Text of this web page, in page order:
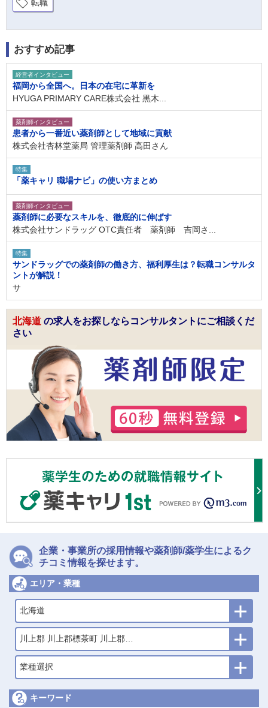
転職
おすすめ記事
経営者インタビュー
福岡から全国へ。日本の在宅に革新を
HYUGA PRIMARY CARE株式会社 黒木...
薬剤師インタビュー
患者から一番近い薬剤師として地域に貢献
株式会社杏林堂薬局 管理薬剤師 高田さん
特集
「薬キャリ 職場ナビ」の使い方まとめ
薬剤師インタビュー
薬剤師に必要なスキルを、徹底的に伸ばす
株式会社サンドラッグ OTC責任者 薬剤師 吉岡さ...
特集
サンドラッグでの薬剤師の働き方、福利厚生は？転職コンサルタ
ントが解説！
サ
北海道 の求人をお探しならコンサルタントにご相談くだ
さい
企業・事業所の採用情報や薬剤師/薬学生によるク
チコミ情報を探せます。
エリア・業種
北海道
川上郡 川上郡標茶町 川上郡弟子屈町
業種選択
キーワード